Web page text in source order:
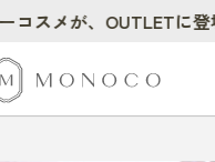
スメが、OUTLETに登場